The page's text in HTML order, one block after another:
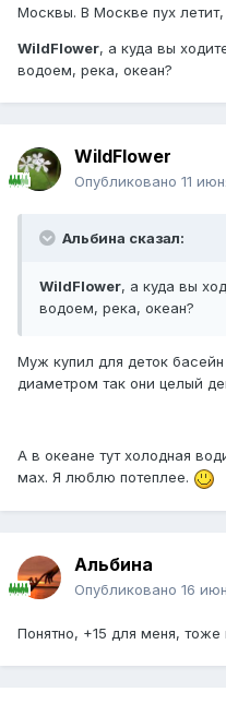
Москвы. В Москве пух летит,
WildFlower, а куда вы
водоем, река, океан?
WildFlower
Опубликовано 11
Альбина сказал:
WildFlower, а куда вы
водоем, река, океан?
Муж купил для деток
диаметром так они целый
А в океане тут холодная
мах. Я люблю потеплее.
Альбина
Опубликовано 16
Понятно, +15 для меня, тоже